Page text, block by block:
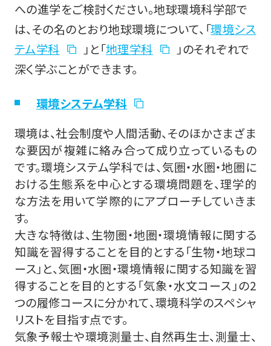
への進学をご検討ください。地球環境科学部で
は、その名のとおり地球環境について、「環境シス
テム学科
」と「地理学科
」のそれぞれで
深く学ぶことができます。
環境システム学科
環境は、社会制度や人間活動、そのほかさまざま
な要因が複雑に絡み合って成り立っているもの
です。環境システム学科では、気圏・水圏・地圏に
おける生態系を中心とする環境問題を、理学的
な方法を用いて学際的にアプローチしていきま
す。
大きな特徴は、生物圏・地圏・環境情報に関する
知識を習得することを目的とする「生物・地球コ
ース」と、気圏・水圏・環境情報に関する知識を習
得することを目的とする「気象・水文コース」の2
つの履修コースに分かれて、環境科学のスペシャ
リストを目指す点です。
気象予報士や環境測量士、自然再生士、測量士、